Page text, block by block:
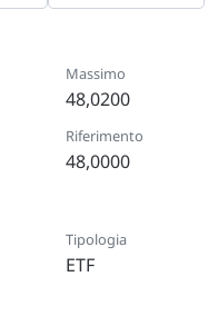
Massimo
48,0200
Riferimento
48,0000
Tipologia
ETF